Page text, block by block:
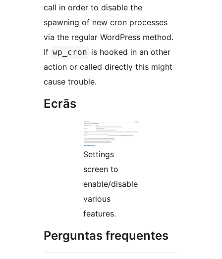
call in order to disable the
spawning of new cron processes
via the regular WordPress method.
If wp_cron is hooked in an other
action or called directly this might
cause trouble.
Ecrãs
Settings
screen to
enable/disable
various
features.
Perguntas frequentes